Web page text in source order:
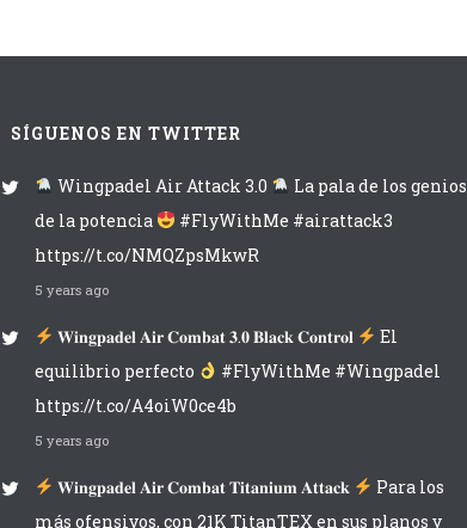
SÍGUENOS EN TWITTER
Wingpadel Air Attack 3.0
La pala de los genios
de la potencia
#FlyWithMe #airattack3
https://t.co/NMQZpsMkwR
5 years ago
𝐖𝐢𝐧𝐠𝐩𝐚𝐝𝐞𝐥 𝐀𝐢𝐫 𝐂𝐨𝐦𝐛𝐚𝐭 𝟑.𝟎 𝐁𝐥𝐚𝐜𝐤 𝐂𝐨𝐧𝐭𝐫𝐨𝐥
El
equilibrio perfecto
#FlyWithMe #Wingpadel
https://t.co/A4oiW0ce4b
5 years ago
𝐖𝐢𝐧𝐠𝐩𝐚𝐝𝐞𝐥 𝐀𝐢𝐫 𝐂𝐨𝐦𝐛𝐚𝐭 𝐓𝐢𝐭𝐚𝐧𝐢𝐮𝐦 𝐀𝐭𝐭𝐚𝐜𝐤
Para los
más ofensivos, con 21K TitanTEX en sus planos y